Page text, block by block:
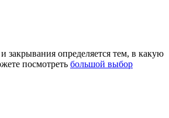
закрывания определяется тем, в какую
посмотреть большой выбор